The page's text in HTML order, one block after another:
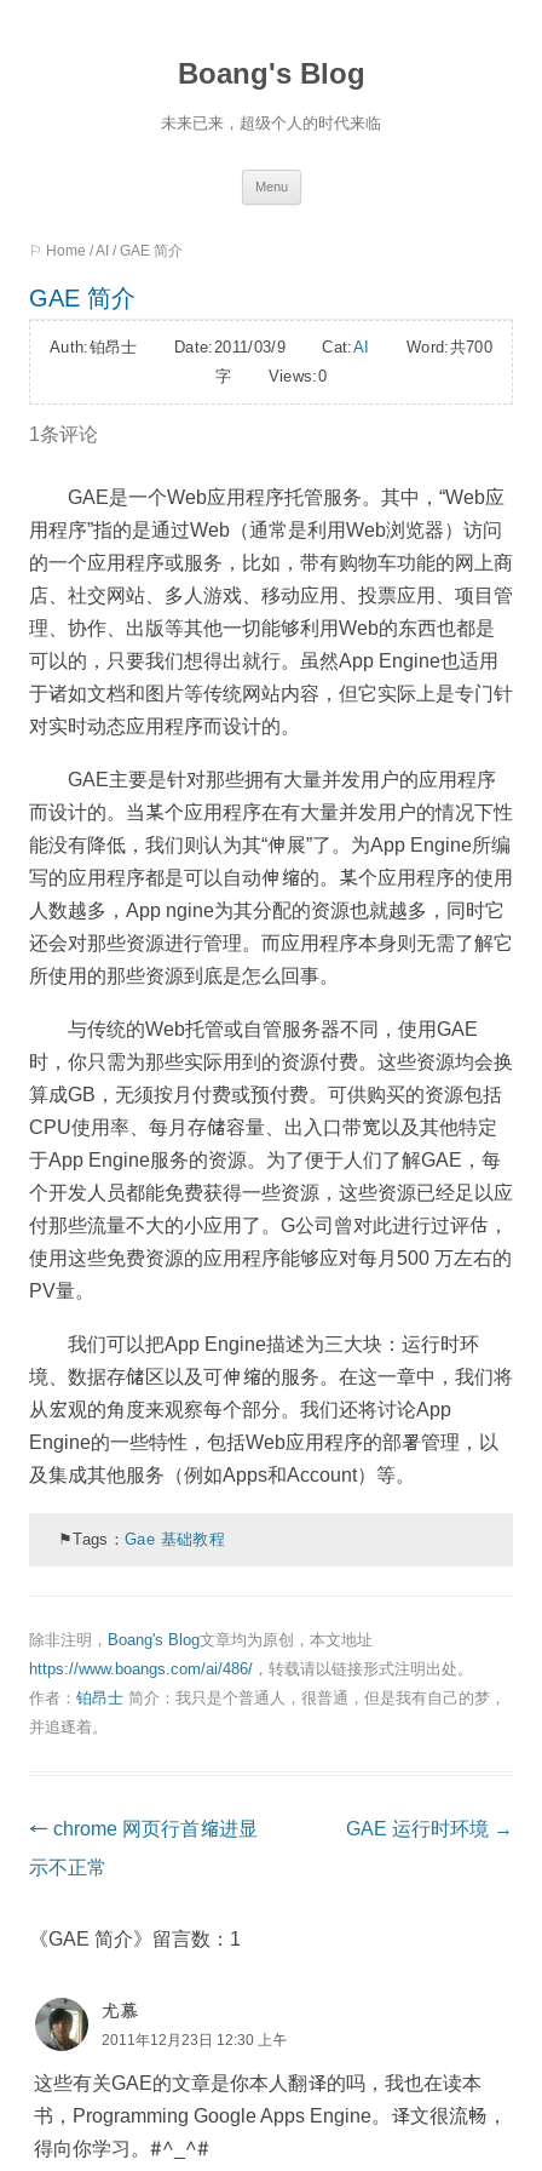
Boang's Blog
未来已来，超级个人的时代来临
Menu
⚐ Home /AI / GAE 简介
GAE 简介
Auth:铂昂士 Date:2011/03/9 Cat:AI Word:共700
字 Views:0
1条评论
GAE是一个Web应用程序托管服务。其中，“Web应
用程序”指的是通过Web（通常是利用Web浏览器）访问
的一个应用程序或服务，比如，带有购物车功能的网上商
店、社交网站、多人游戏、移动应用、投票应用、项目管
理、协作、出版等其他一切能够利用Web的东西也都是
可以的，只要我们想得出就行。虽然App Engine也适用
于诸如文档和图片等传统网站内容，但它实际上是专门针
对实时动态应用程序而设计的。
GAE主要是针对那些拥有大量并发用户的应用程序
而设计的。当某个应用程序在有大量并发用户的情况下性
能没有降低，我们则认为其“伸展”了。为App Engine所编
写的应用程序都是可以自动伸缩的。某个应用程序的使用
人数越多，App ngine为其分配的资源也就越多，同时它
还会对那些资源进行管理。而应用程序本身则无需了解它
所使用的那些资源到底是怎么回事。
与传统的Web托管或自管服务器不同，使用GAE
时，你只需为那些实际用到的资源付费。这些资源均会换
算成GB，无须按月付费或预付费。可供购买的资源包括
CPU使用率、每月存储容量、出入口带宽以及其他特定
于App Engine服务的资源。为了便于人们了解GAE，每
个开发人员都能免费获得一些资源，这些资源已经足以应
付那些流量不大的小应用了。G公司曾对此进行过评估，
使用这些免费资源的应用程序能够应对每月500 万左右的
PV量。
我们可以把App Engine描述为三大块：运行时环
境、数据存储区以及可伸缩的服务。在这一章中，我们将
从宏观的角度来观察每个部分。我们还将讨论App
Engine的一些特性，包括Web应用程序的部署管理，以
及集成其他服务（例如Apps和Account）等。
⚑Tags：Gae 基础教程
除非注明， Boang's Blog文章均为原创，本文地址
https://www.boangs.com/ai/486/ ，转载请以链接形式注明出处。
作者： 铂昂士 简介：我只是个普通人，很普通，但是我有自己的梦，
并追逐着。
Post
navigation
← chrome 网页行首缩进显
示不正常
GAE 运行时环境 →
《GAE 简介》留言数：1
尤慕
2011年12月23日 12:30 上午
这些有关GAE的文章是你本人翻译的吗，我也在读本
书，Programming Google Apps Engine。译文很流畅，
得向你学习。#^_^#